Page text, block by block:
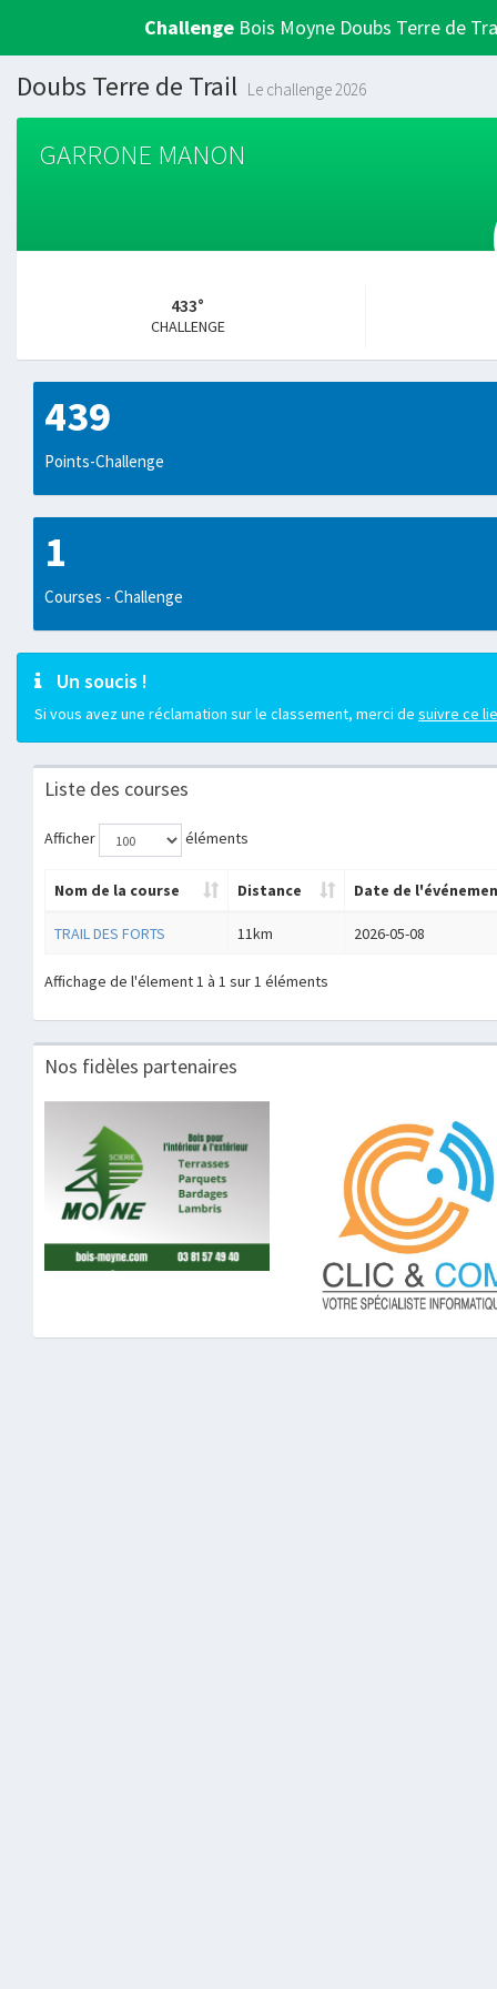
Challenge Bois Moyne Doubs Terre de
Doubs Terre de Trail Le challenge 2026
GARRONE MANON
433°
CHALLENGE
439
Points-Challenge
1
Courses - Challenge
Un soucis !
Si vous avez une réclamation sur le classement, merci de suivre ce
Liste des courses
Afficher éléments
Nom de la course Distance Date de
TRAIL DES FORTS 11km 2026-05-08
Affichage de l'élement 1 à 1 sur 1 éléments
Nos fidèles partenaires